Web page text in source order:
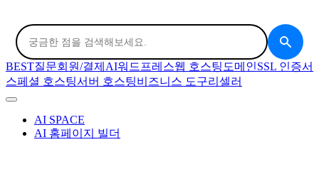
BEST질문회원/결제 AI워드프레스웹 호스팅 도메인SSL 인증서
스페셜 호스팅서버 호스팅비즈니스 도구리셀러
AI SPACE
AI 홈페이지 빌더